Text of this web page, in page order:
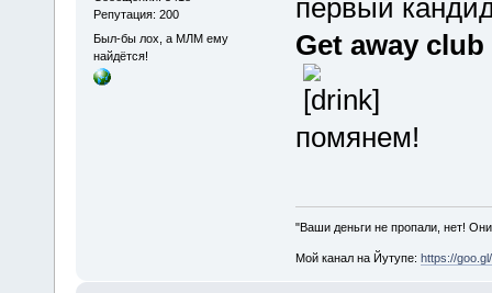
Репутация: 200
Был-бы лох, а МЛМ ему
найдётся!
первый
Get away club
помянем!
"Ваши деньги не пропали, нет!
Мой канал на Йутупе: https://